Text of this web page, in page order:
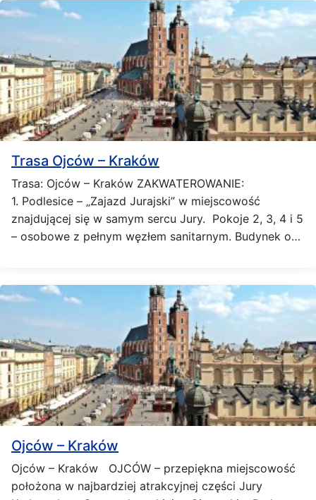
Trasa Ojców – Kraków
Trasa: Ojców – Kraków ZAKWATEROWANIE:
1. Podlesice – „Zajazd Jurajski” w miejscowość
znajdującej się w samym sercu Jury. Pokoje 2, 3, 4 i 5
– osobowe z pełnym węzłem sanitarnym. Budynek o…
Ojców – Kraków
Ojców – Kraków OJCÓW – przepiękna miejscowość
położona w najbardziej atrakcyjnej części Jury